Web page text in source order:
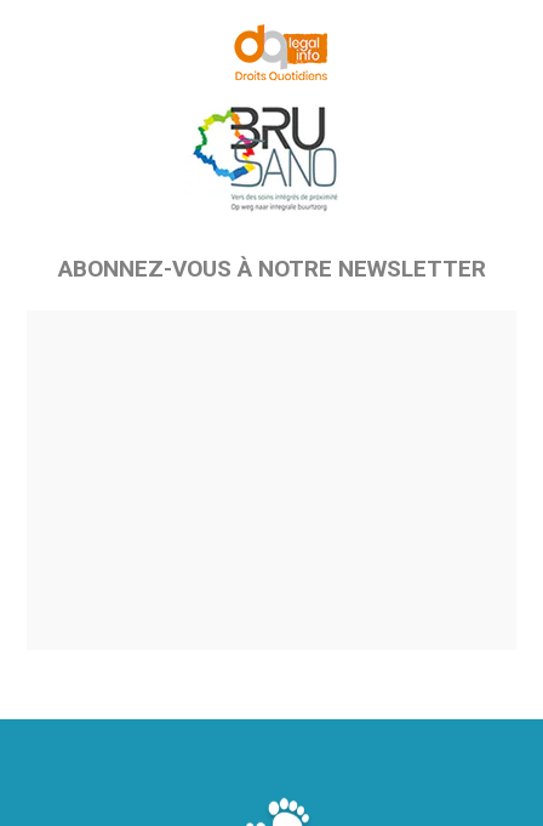
ABONNEZ-VOUS À NOTRE NEWSLETTER